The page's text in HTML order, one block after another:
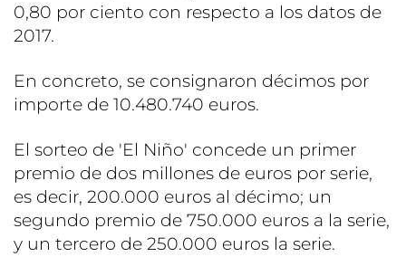
0,80 por ciento con respecto a los datos de
2017.
En concreto, se consignaron décimos por
importe de 10.480.740 euros.
El sorteo de 'El Niño' concede un primer
premio de dos millones de euros por serie,
es decir, 200.000 euros al décimo; un
segundo premio de 750.000 euros a la serie,
y un tercero de 250.000 euros la serie.